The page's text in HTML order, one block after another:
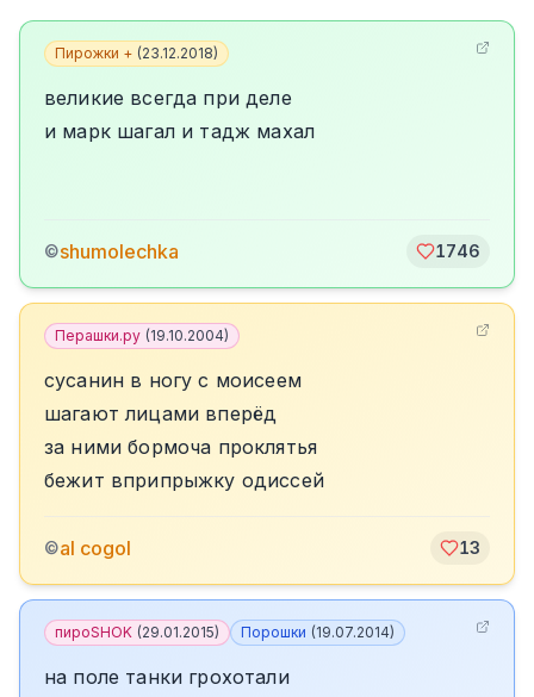
Пирожки + (23.12.2018)
великие всегда при деле
и марк шагал и тадж махал
©shumolechka 1746
Перашки.ру (19.10.2004)
сусанин в ногу с моисеем
шагают лицами вперёд
за ними бормоча проклятья
бежит вприпрыжку одиссей
©al cogol 13
пироSHOK (29.01.2015) Порошки (19.07.2014)
на поле танки грохотали